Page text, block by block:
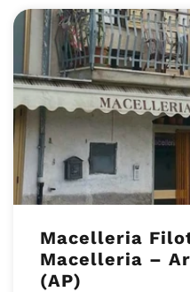
Macelleria
Macelleria – Arquata del Tronto
(AP)